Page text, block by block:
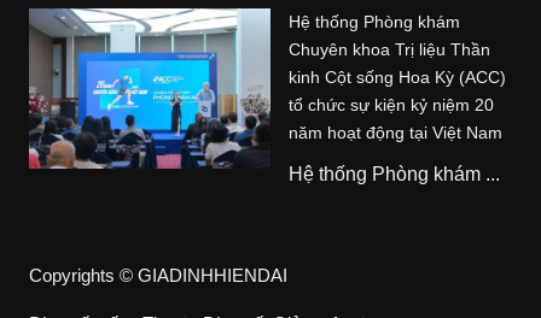
Hệ thống Phòng khám
Chuyên khoa Trị liệu Thần
kinh Cột sống Hoa Kỳ (ACC)
tổ chức sự kiện kỷ niệm 20
năm hoạt động tại Việt Nam
Hệ thống Phòng khám ...
Copyrights © GIADINHHIENDAI